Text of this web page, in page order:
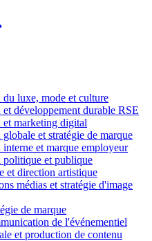
luxe, mode et culture
développement durable RSE
marketing digital
et stratégie de marque
et marque employeur
et publique
et direction artistique
médias et stratégie d'image
de marque
de l'événementiel
et production de contenu